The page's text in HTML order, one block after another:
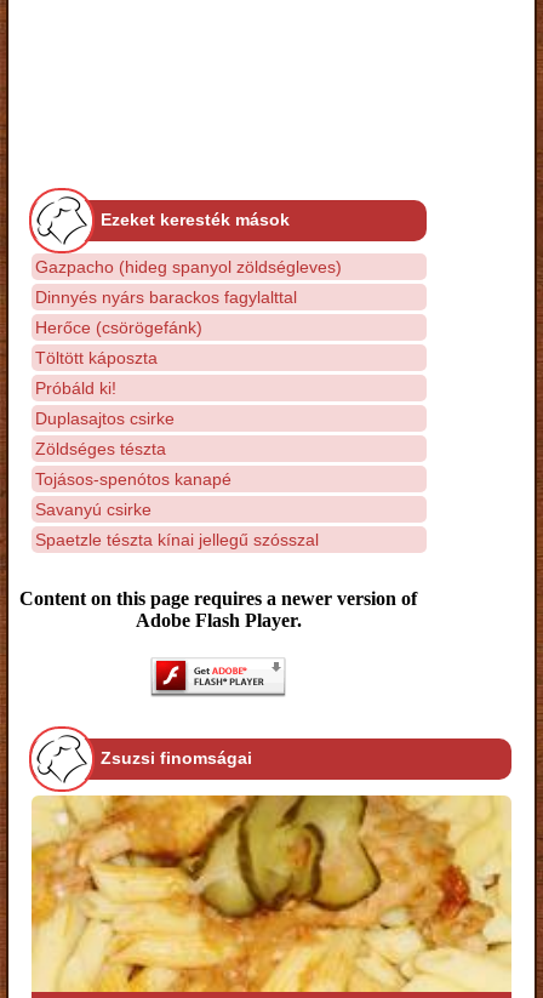
Ezeket keresték mások
Gazpacho (hideg spanyol zöldségleves)
Dinnyés nyárs barackos fagylalttal
Herőce (csörögefánk)
Töltött káposzta
Próbáld ki!
Duplasajtos csirke
Zöldséges tészta
Tojásos-spenótos kanapé
Savanyú csirke
Spaetzle tészta kínai jellegű szósszal
Content on this page requires a newer version of
Adobe Flash Player.
Zsuzsi finomságai